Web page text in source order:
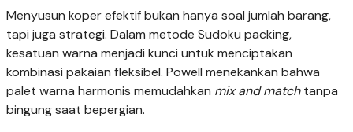
Menyusun koper efektif bukan hanya soal jumlah barang,
tapi juga strategi. Dalam metode Sudoku packing,
kesatuan warna menjadi kunci untuk menciptakan
kombinasi pakaian fleksibel. Powell menekankan bahwa
palet warna harmonis memudahkan mix and matchtanpa
bingung saat bepergian.